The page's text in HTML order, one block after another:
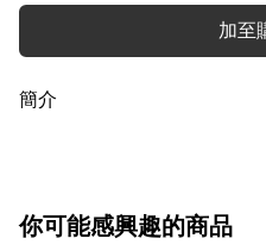
加至
簡介
你可能感興趣的商品